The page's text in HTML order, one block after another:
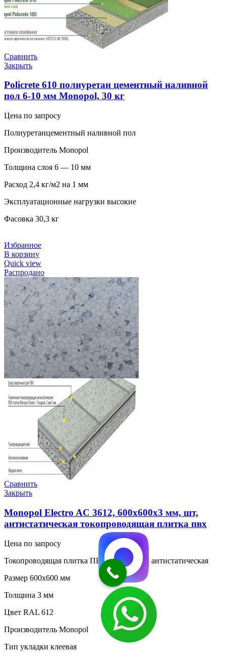
Сравнить
Закрыть
Policrete 610 полиуретан цементный наливной
пол 6-10 мм Monopol, 30 кг
Цена по запросу
Полиуретанцементный наливной пол
Производитель Monopol
Толщина слоя 6 — 10 мм
Расход 2,4 кг/м2 на 1 мм
Эксплуатационные нагрузки высокие
Фасовка 30,3 кг
Избранное
В корзину
Quick view
Распродано
Сравнить
Закрыть
Monopol Electro AC 3612, 600х600х3 мм, шт,
антистатическая токопроводящая плитка пвх
Цена по запросу
Токопроводящая плитка ПВХ гомогенная антистатическая
Размер 600х600 мм
Толщина 3 мм
Цвет RAL 612
Производитель Monopol
Тип укладки клеевая